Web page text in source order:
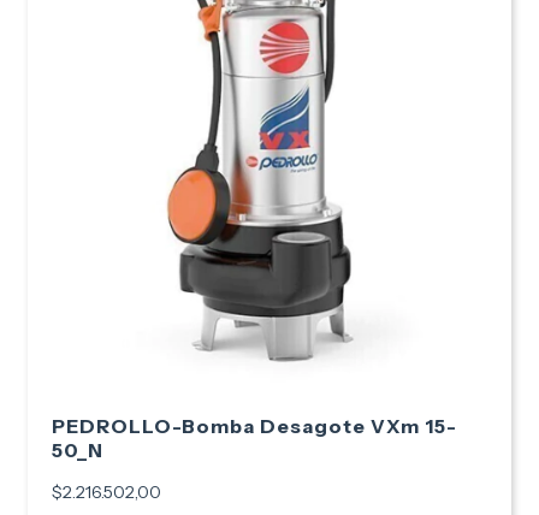
PEDROLLO-Bomba Desagote VXm 15-
50_N
$2.216.502,00